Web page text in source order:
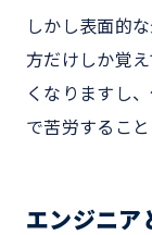
しかし表面的
方だけしか覚
くなりますし
で苦労すること
エンジニア